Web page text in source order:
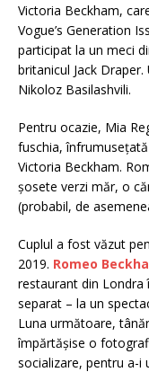
Victoria Beckham,
Vogue’s Generation
participat la un meci
britanicul Jack
Nikoloz Basilashvili.
Pentru ocazie, Mia
fuschia,
Victoria Beckham.
șosete verzi măr, o
(probabil, de
Cuplul a fost văzut
2019. Romeo
restaurant din Londra
separat – la un
Luna următoare,
împărtășise o
socializare, pentru a-i